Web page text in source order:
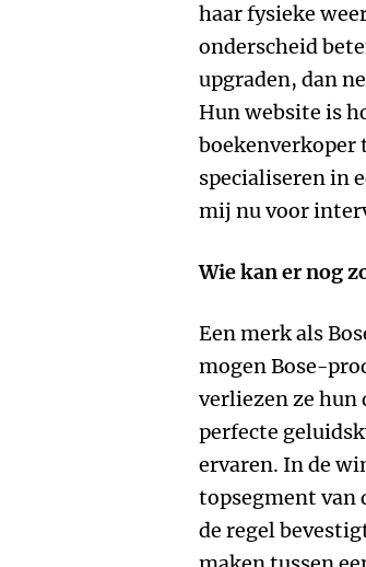
haar fysieke
onderscheid
upgraden, dan
Hun website is
boekenverkoper
specialiseren in
mij nu voor
Wie kan er nog
Een merk als
mogen Bose-
verliezen ze hun
perfecte
ervaren. In de
topsegment van
de regel